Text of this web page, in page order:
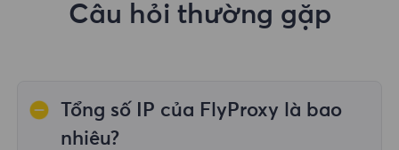
Câu hỏi thường gặp
Tổng số IP của FlyProxy là bao
nhiêu?